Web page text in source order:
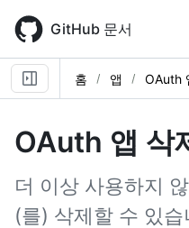
main
content
GitHub 문서
홈 앱 OAuth
OAuth 앱 삭
더 이상 사용하지
(를) 삭제할 수 있습